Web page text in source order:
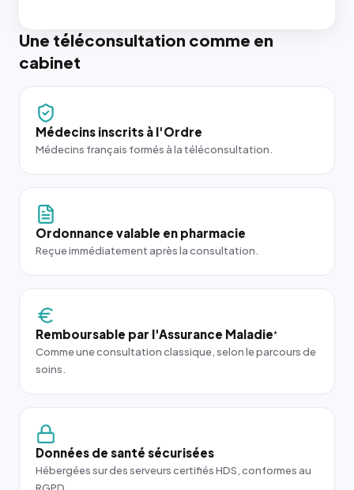
Une téléconsultation comme en
cabinet
Médecins inscrits à l'Ordre
Médecins français formés à la téléconsultation.
Ordonnance valable en pharmacie
Reçue immédiatement après la consultation.
Remboursable par l'Assurance Maladie*
Comme une consultation classique, selon le parcours de
soins.
Données de santé sécurisées
Hébergées sur des serveurs certifiés HDS, conformes au
RGPD.